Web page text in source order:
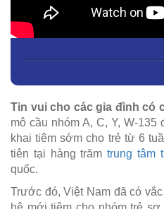
Tin vui cho các gia đình có
mô cầu nhóm A, C, Y, W-135
khai tiêm sớm cho trẻ từ 6
tiên tại hàng trămtrung tâm
quốc.
Trước đó, Việt Nam đã có